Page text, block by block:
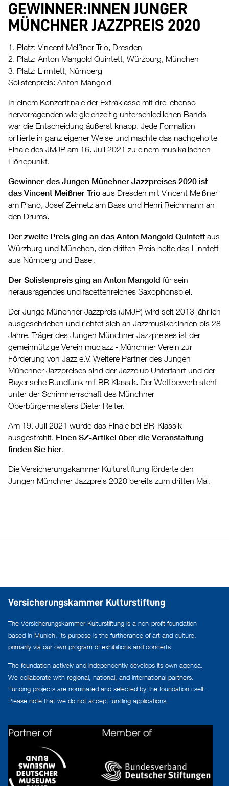
GEWINNER:INNEN JUNGER
MÜNCHNER JAZZPREIS 2020
1. Platz: Vincent Meißner Trio, Dresden
2. Platz: Anton Mangold Quintett, Würzburg, München
3. Platz: Linntett, Nürnberg
Solistenpreis: Anton Mangold
In einem Konzertfinale der Extraklasse mit drei ebenso
hervorragenden wie gleichzeitig unterschiedlichen Bands
war die Entscheidung äußerst knapp. Jede Formation
brillierte in ganz eigener Weise und machte das nachgeholte
Finale des JMJP am 16. Juli 2021 zu einem musikalischen
Höhepunkt.
Gewinner des Jungen Münchner Jazzpreises 2020 ist
das Vincent Meißner Trio aus Dresden mit Vincent Meißner
am Piano, Josef Zeimetz am Bass und Henri Reichmann an
den Drums.
Der zweite Preis ging an das Anton Mangold Quintett aus
Würzburg und München, den dritten Preis holte das Linntett
aus Nürnberg und Basel.
Der Solistenpreis ging an Anton Mangold für sein
herausragendes und facettenreiches Saxophonspiel.
Der Junge Münchner Jazzpreis (JMJP) wird seit 2013 jährlich
ausgeschrieben und richtet sich an Jazzmusiker:innen bis 28
Jahre. Träger des Jungen Münchner Jazzpreises ist der
gemeinnützige Verein mucjazz - Münchner Verein zur
Förderung von Jazz e.V. Weitere Partner des Jungen
Münchner Jazzpreises sind der Jazzclub Unterfahrt und der
Bayerische Rundfunk mit BR Klassik. Der Wettbewerb steht
unter der Schirmherrschaft des Münchner
Oberbürgermeisters Dieter Reiter.
Am 19. Juli 2021 wurde das Finale bei BR-Klassik
ausgestrahlt. Einen SZ-Artikel über die Veranstaltung
finden Sie hier.
Die Versicherungskammer Kulturstiftung förderte den
Jungen Münchner Jazzpreis 2020 bereits zum dritten Mal.
Versicherungskammer Kulturstiftung
The Versicherungskammer Kulturstiftung is a non-profit foundation
based in Munich. Its purpose is the furtherance of art and culture,
primarily via our own program of exhibitions and concerts.
The foundation actively and independently develops its own agenda.
We collaborate with regional, national, and international partners.
Funding projects are nominated and selected by the foundation itself.
Please note that we do not accept funding applications.